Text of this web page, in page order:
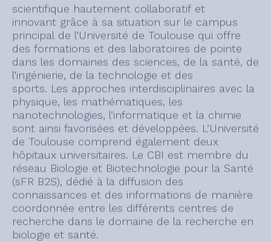
scientifique hautement collaboratif et
innovant grâce à sa situation sur le campus
principal de l’Université de Toulouse qui offre
des formations et des laboratoires de pointe
dans les domaines des sciences, de la santé, de
l’ingénierie, de la technologie et des
sports. Les approches interdisciplinaires avec la
physique, les mathématiques, les
nanotechnologies, l’informatique et la chimie
sont ainsi favorisées et développées. L’Université
de Toulouse comprend également deux
hôpitaux universitaires. Le CBI est membre du
réseau Biologie et Biotechnologie pour la Santé
(sFR B2S), dédié à la diffusion des
connaissances et des informations de manière
coordonnée entre les différents centres de
recherche dans le domaine de la recherche en
biologie et santé.